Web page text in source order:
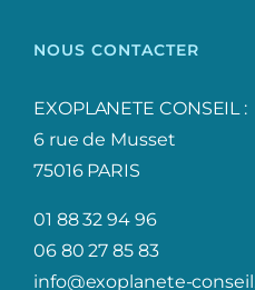
NOUS CONTACTER
EXOPLANETE CONSEIL :
6 rue de Musset
75016 PARIS
01 88 32 94 96
06 80 27 85 83
info@exoplanete-